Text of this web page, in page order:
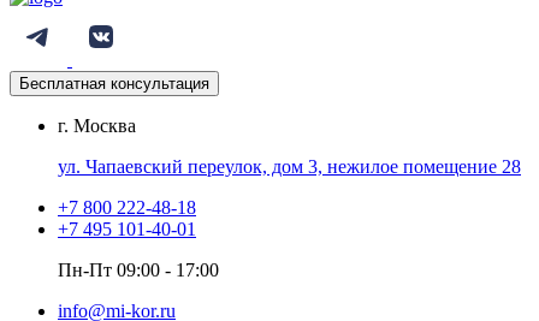
Бесплатная консультация
г. Москва
ул. Чапаевский переулок, дом 3, нежилое помещение 28
+7 800 222-48-18
+7 495 101-40-01
Пн-Пт 09:00 - 17:00
info@mi-kor.ru